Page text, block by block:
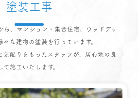
塗装工事
ら、マンション・集合住宅、ウッドデッ
々な建物の塗装を行っています。
気配りをもったスタッフが、居心地の良
施工いたします。